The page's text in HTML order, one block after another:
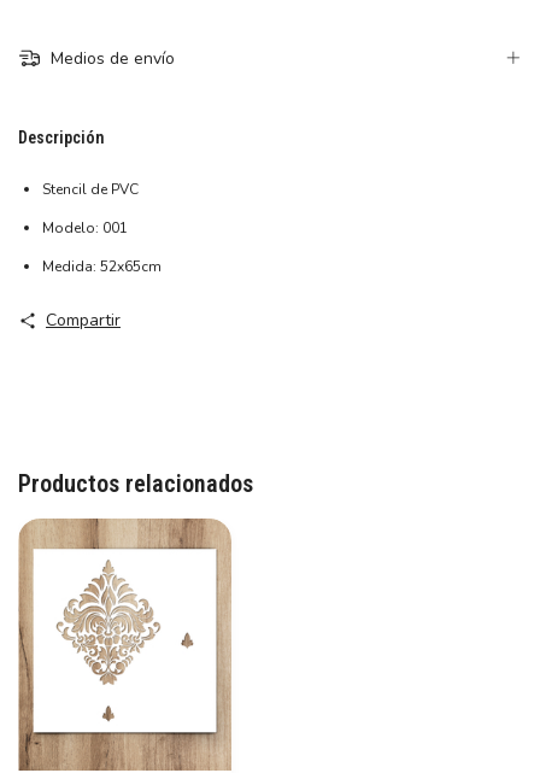
Medios de envío
Descripción
Stencil de PVC
Modelo: 001
Medida: 52x65cm
Compartir
Productos relacionados